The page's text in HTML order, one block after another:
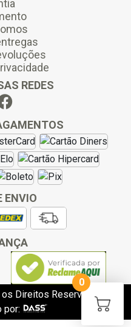
REDES
ENVIO
Direitos Reservados.
por:
0